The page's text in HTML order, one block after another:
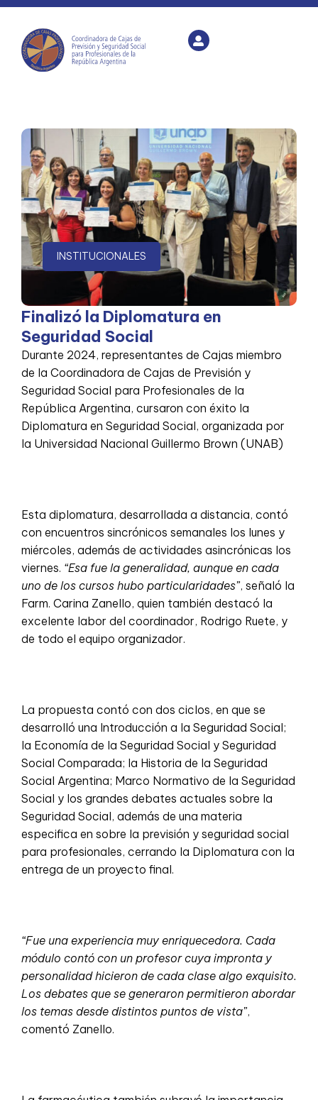
INSTITUCIONALES
Finalizó la Diplomatura en
Seguridad Social
Durante 2024, representantes de Cajas miembro
de la Coordinadora de Cajas de Previsión y
Seguridad Social para Profesionales de la
República Argentina, cursaron con éxito la
Diplomatura en Seguridad Social, organizada por
la Universidad Nacional Guillermo Brown (UNAB)
Esta diplomatura, desarrollada a distancia, contó
con encuentros sincrónicos semanales los lunes y
miércoles, además de actividades asincrónicas los
viernes. “Esa fue la generalidad, aunque en cada
uno de los cursos hubo particularidades”, señaló la
Farm. Carina Zanello, quien también destacó la
excelente labor del coordinador, Rodrigo Ruete, y
de todo el equipo organizador.
La propuesta contó con dos ciclos, en que se
desarrolló una Introducción a la Seguridad Social;
la Economía de la Seguridad Social y Seguridad
Social Comparada; la Historia de la Seguridad
Social Argentina; Marco Normativo de la Seguridad
Social y los grandes debates actuales sobre la
Seguridad Social, además de una materia
especifica en sobre la previsión y seguridad social
para profesionales, cerrando la Diplomatura con la
entrega de un proyecto final.
“Fue una experiencia muy enriquecedora. Cada
módulo contó con un profesor cuya impronta y
personalidad hicieron de cada clase algo exquisito.
Los debates que se generaron permitieron abordar
los temas desde distintos puntos de vista”,
comentó Zanello.